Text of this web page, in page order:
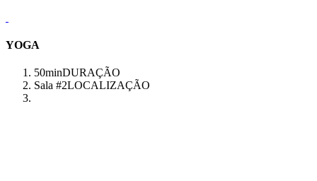
YOGA
50minDURAÇÃO
Sala #2LOCALIZAÇÃO